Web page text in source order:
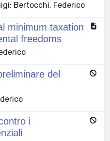
Bertocchi, Federico
minimum taxation
freedoms
del
i